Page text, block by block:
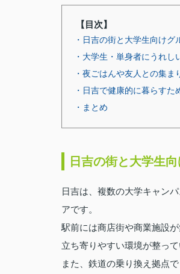
【目次】
・日吉の街と大学生向けグ
・大学生・単身者にうれし
・夜ごはんや友人との集
・日吉で健康的に暮らす
・まとめ
日吉の街と大学生
日吉は、複数の大学キャン
アです。
駅前には商店街や商業施設
立ち寄りやすい環境が整って
また、鉄道の乗り換え拠点